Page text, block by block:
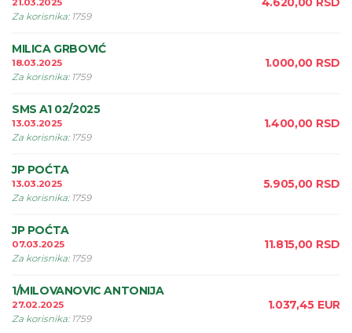
21.03.2025
Za korisnika: 1759
MILICA GRBOVIĆ
18.03.2025
Za korisnika: 1759
1.000,00 RSD
SMS A1 02/2025
13.03.2025
Za korisnika: 1759
1.400,00 RSD
JP POĆTA
13.03.2025
Za korisnika: 1759
5.905,00 RSD
JP POĆTA
07.03.2025
Za korisnika: 1759
11.815,00 RSD
1/MILOVANOVIC ANTONIJA
27.02.2025
Za korisnika: 1759
1.037,45 EUR